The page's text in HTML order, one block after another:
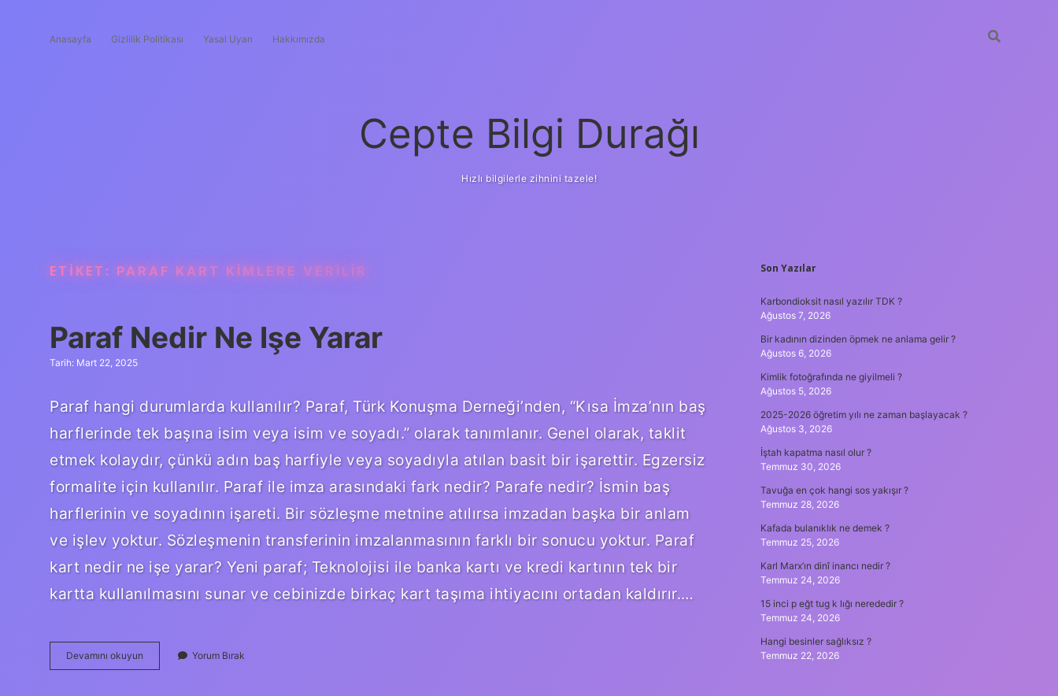
Anasayfa Gizlilik Politikası Yasal Uyarı Hakkımızda
Cepte Bilgi Durağı
Hızlı bilgilerle zihnini tazele!
ETIKET: PARAF KART KIMLERE VERILIR
Paraf Nedir Ne Işe Yarar
Tarih: Mart 22, 2025
Paraf hangi durumlarda kullanılır? Paraf, Türk Konuşma Derneği’nden, “Kısa İmza’nın baş
harflerinde tek başına isim veya isim ve soyadı.” olarak tanımlanır. Genel olarak, taklit
etmek kolaydır, çünkü adın baş harfiyle veya soyadıyla atılan basit bir işarettir. Egzersiz
formalite için kullanılır. Paraf ile imza arasındaki fark nedir? Parafe nedir? İsmin baş
harflerinin ve soyadının işareti. Bir sözleşme metnine atılırsa imzadan başka bir anlam
ve işlev yoktur. Sözleşmenin transferinin imzalanmasının farklı bir sonucu yoktur. Paraf
kart nedir ne işe yarar? Yeni paraf; Teknolojisi ile banka kartı ve kredi kartının tek bir
kartta kullanılmasını sunar ve cebinizde birkaç kart taşıma ihtiyacını ortadan kaldırır.…
Devamını okuyun
Nedir
Yorum Bırak
SIDEBAR
Son Yazılar
Karbondioksit nasıl yazılır TDK ?
Ağustos 7, 2026
Bir kadının dizinden öpmek ne anlama gelir ?
Ağustos 6, 2026
Kimlik fotoğrafında ne giyilmeli ?
Ağustos 5, 2026
2025-2026 öğretim yılı ne zaman başlayacak ?
Ağustos 3, 2026
İştah kapatma nasıl olur ?
Temmuz 30, 2026
Tavuğa en çok hangi sos yakışır ?
Temmuz 28, 2026
Kafada bulanıklık ne demek ?
Temmuz 25, 2026
Karl Marx’ın dinî inancı nedir ?
Temmuz 24, 2026
15 inci p eğt tug k lığı nerededir ?
Temmuz 24, 2026
Hangi besinler sağlıksız ?
Temmuz 22, 2026